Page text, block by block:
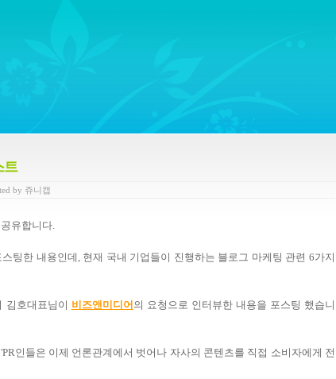
트
by 쥬니캡
유합니다.
팅한 내용인데, 현재 국내 기업들이 진행하는 블로그 마케팅 관련 6가지
김호대표님이 비즈앤미디어 의 요청으로 인터뷰한 내용을 포스팅 했습니
인들은 이제 언론관계에서 벗어나 자사의 콘텐츠를 직접 소비자에게 전